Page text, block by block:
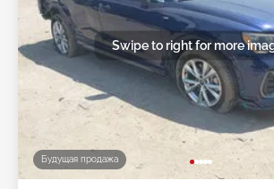
Будущая продажа
Swipe to right for more